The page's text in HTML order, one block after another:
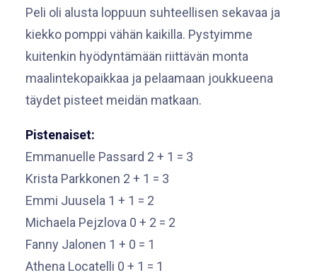
Peli oli alusta loppuun suhteellisen sekavaa ja
kiekko pomppi vähän kaikilla. Pystyimme
kuitenkin hyödyntämään riittävän monta
maalintekopaikkaa ja pelaamaan joukkueena
täydet pisteet meidän matkaan.
Pistenaiset:
Emmanuelle Passard 2 + 1 = 3
Krista Parkkonen 2 + 1 = 3
Emmi Juusela 1 + 1 = 2
Michaela Pejzlova 0 + 2 = 2
Fanny Jalonen 1 + 0 = 1
Athena Locatelli 0 + 1 = 1